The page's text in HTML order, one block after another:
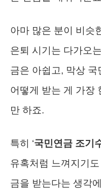
아마 많은 분이 비슷
은퇴 시기는 다가오
금은 아쉽고, 막상
어떻게 받는 게 가장
만 하죠.
특히 ‘국민연금 조기
유혹처럼 느껴지기
금을 받는다는 생각